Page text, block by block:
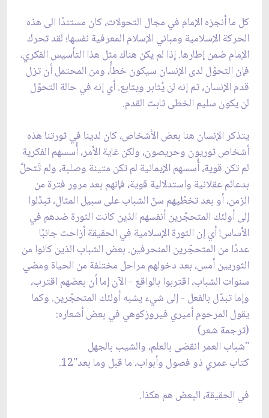
كل ما أنجزه الإمام في مجال التحولات، كان مستندًا الى هذه
الحركة الإسلامية ومباني الإسلام المعرفية نفسها؛ لقد تحرك
الإمام ضمن إطارها. إذا لم يكن هناك مثل هذا التأسيس الفكري،
فإن التحوّل لدى الإنسان سيكون خطأً، ومن المحتمل أن تزل
قدم الإنسان، ثم إنه لن يُثابر ويتابع. أي إنه في حالة التحوّل
لن يكون سليم الخطى ثابت القدم.
يتذكر الإنسان هنا بعض الأشخاص، كان لدينا في ثورتنا هذه
أشخاص ثوريون وحريصون، ولكن غاية الأمر، أُسسهم الفكرية
لم تكن قوية، أُسسهم الإيمانية لم تكن متينة وصلبة، ولم تَتحلَّ
بدعائم عقلانية واستدلالية قوية، فإنهم بعد مرور فترة من
الزمن، أو بعد تخطّيهم سنّ الشباب على سبيل المثال، تبدّلوا
إلى أولئك المتحجّرين أنفسهم الذين كانت الثورة ضدهم في
الأساس! أي إن الثورة الإسلامية في الحقيقة أزاحت جانبًا
عددًا من المتحجّرين المنحرفين. بعض الشباب الذين كانوا من
الثوريين أمس، بعد دخولهم مراحل مختلفة من الحياة ومضي
سنوات الشباب، اقتربوا بالواقع - الآن إما أن بعضهم اقترب،
وإما تبدّل بالفعل - إلى شيء يشبه أولئك المتحجّرين. وكما
يقول المرحوم أميري فيروزكوهي في بعض أشعاره:
(ترجمة شعر)
"شباب العمر انقضى بالعلم، والشيب بالجهل
كتاب عمري ذو فصول وأبواب، ما قبل وما بعد"12.
في الحقيقة، البعض هم هكذا.